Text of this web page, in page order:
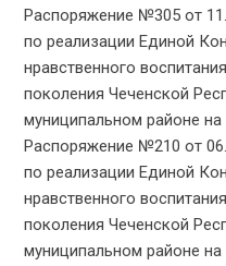
Распоряжение №305 от
по реализации Единой
нравственного
поколения Чеченской
муниципальном районе на
Распоряжение №210 от
по реализации Единой
нравственного
поколения Чеченской
муниципальном районе на